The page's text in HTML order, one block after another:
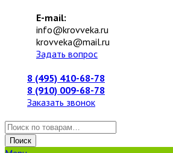
E-mail:
info@krovveka.ru
krovveka@mail.ru
Задать вопрос
8 (495) 410-68-78
8 (910) 009-68-78
Заказать звонок
Искать:
Поиск